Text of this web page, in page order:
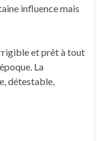
influence mais
et prêt à tout
La
détestable,